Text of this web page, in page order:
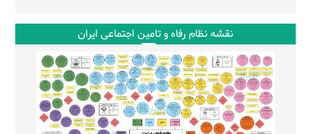
نقشه نظام رفاه و تامین اجتماعی ایران